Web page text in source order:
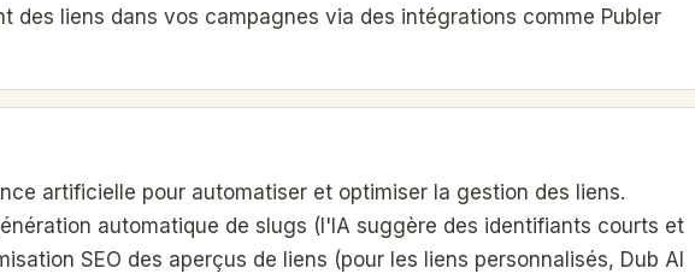
des liens dans vos campagnes via des intégrations comme Publer
artificielle pour automatiser et optimiser la gestion des liens.
automatique de slugs (l'IA suggère des identifiants courts et
SEO des aperçus de liens (pour les liens personnalisés, Dub AI